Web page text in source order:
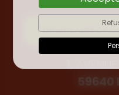
FORMULAIRE DE
1,
59640